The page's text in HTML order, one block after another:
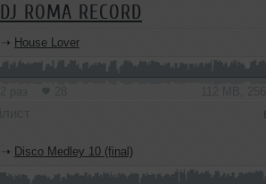
DJ ROMA RECORD
➝ House Lover
➝ Disco Medley 10 (final)